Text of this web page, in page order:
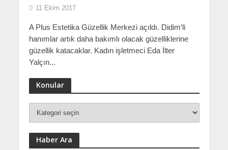
11 Ekim 2017
A Plus Estetika Güzellik Merkezi açıldı. Didim‘li
hanımlar artık daha bakımlı olacak güzelliklerine
güzellik katacaklar. Kadın işletmeci Eda İlter
Yalçın...
Konular
Haber Ara